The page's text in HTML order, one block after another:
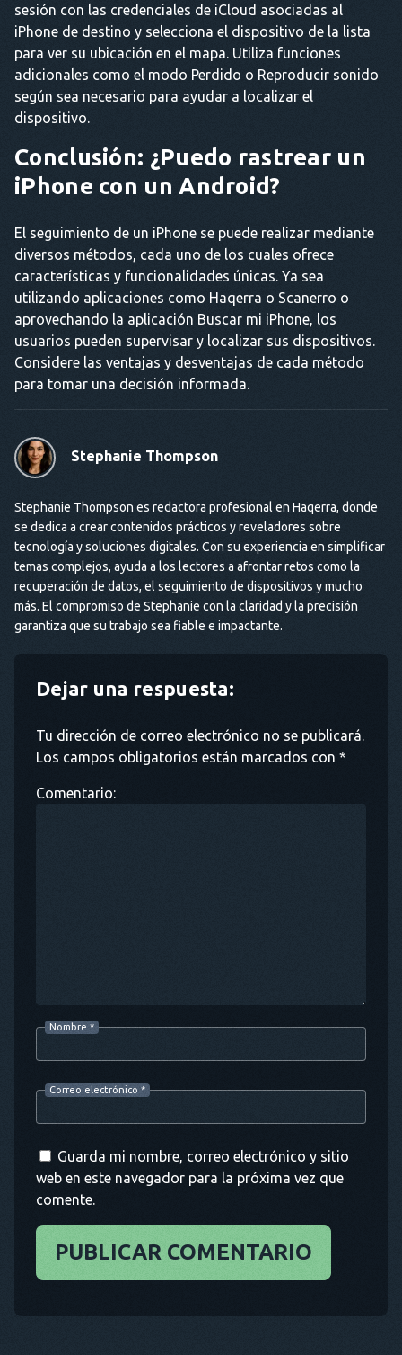
sesión con las credenciales de iCloud asociadas al
iPhone de destino y selecciona el dispositivo de la lista
para ver su ubicación en el mapa. Utiliza funciones
adicionales como el modo Perdido o Reproducir sonido
según sea necesario para ayudar a localizar el
dispositivo.
Conclusión: ¿Puedo rastrear un
iPhone con un Android?
El seguimiento de un iPhone se puede realizar mediante
diversos métodos, cada uno de los cuales ofrece
características y funcionalidades únicas. Ya sea
utilizando aplicaciones como Haqerra o Scanerro o
aprovechando la aplicación Buscar mi iPhone, los
usuarios pueden supervisar y localizar sus dispositivos.
Considere las ventajas y desventajas de cada método
para tomar una decisión informada.
Stephanie Thompson
Stephanie Thompson es redactora profesional en Haqerra, donde
se dedica a crear contenidos prácticos y reveladores sobre
tecnología y soluciones digitales. Con su experiencia en simplificar
temas complejos, ayuda a los lectores a afrontar retos como la
recuperación de datos, el seguimiento de dispositivos y mucho
más. El compromiso de Stephanie con la claridad y la precisión
garantiza que su trabajo sea fiable e impactante.
Dejar una respuesta:
Tu dirección de correo electrónico no se publicará.
Los campos obligatorios están marcados con *
Comentario:
Nombre *
Correo electrónico *
Guarda mi nombre, correo electrónico y sitio
web en este navegador para la próxima vez que
comente.
PUBLICAR COMENTARIO